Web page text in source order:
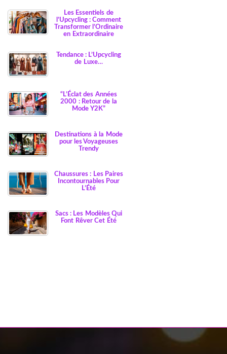
Les Essentiels de
l’Upcycling : Comment
Transformer l’Ordinaire
en Extraordinaire
Tendance : L’Upcycling
de Luxe…
“L’Éclat des Années
2000 : Retour de la
Mode Y2K”
Destinations à la Mode
pour les Voyageuses
Trendy
Chaussures : Les Paires
Incontournables Pour
L’Été
Sacs : Les Modèles Qui
Font Rêver Cet Été